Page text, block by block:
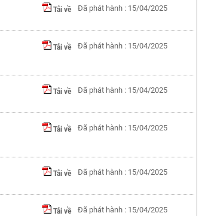
Tải về Đã phát hành : 15/04/2025
Tải về Đã phát hành : 15/04/2025
Tải về Đã phát hành : 15/04/2025
Tải về Đã phát hành : 15/04/2025
Tải về Đã phát hành : 15/04/2025
Tải về Đã phát hành : 15/04/2025